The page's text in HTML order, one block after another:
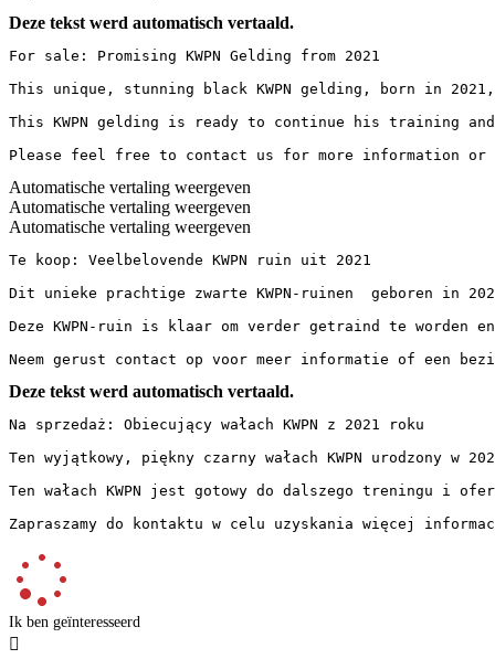
Deze tekst werd automatisch vertaald.
For sale: Promising KWPN Gelding from 2021
This unique, stunning black KWPN gelding, born in
This KWPN gelding is ready to continue his training
Please feel free to contact us for more information or
Automatische vertaling weergeven
Automatische vertaling weergeven
Automatische vertaling weergeven
Te koop: Veelbelovende KWPN ruin uit 2021
Dit unieke prachtige zwarte KWPN-ruinen  geboren in
Deze KWPN-ruin is klaar om verder getraind te
Neem gerust contact op voor meer informatie of een
Deze tekst werd automatisch vertaald.
Na sprzedaż: Obiecujący wałach KWPN z 2021 roku
Ten wyjątkowy, piękny czarny wałach KWPN urodzony
Ten wałach KWPN jest gotowy do dalszego treningu i
Zapraszamy do kontaktu w celu uzyskania więcej
Ik ben geïnteresseerd
